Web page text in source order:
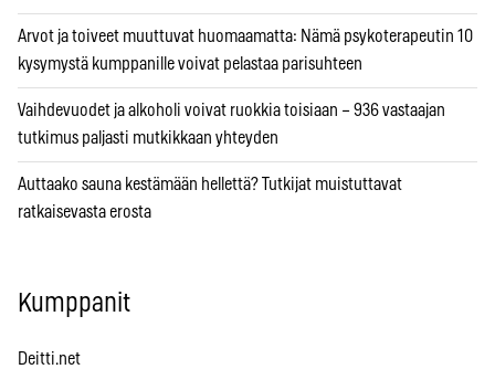
Arvot ja toiveet muuttuvat huomaamatta: Nämä psykoterapeutin 10
kysymystä kumppanille voivat pelastaa parisuhteen
Vaihdevuodet ja alkoholi voivat ruokkia toisiaan – 936 vastaajan
tutkimus paljasti mutkikkaan yhteyden
Auttaako sauna kestämään hellettä? Tutkijat muistuttavat
ratkaisevasta erosta
Kumppanit
Deitti.net